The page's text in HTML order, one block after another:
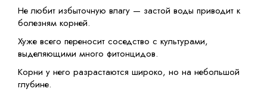
Не любит избыточную влагу — застой воды приводит к
болезням корней.
Хуже всего переносит соседство с культурами,
выделяющими много фитонцидов.
Корни у него разрастаются широко, но на небольшой
глубине.